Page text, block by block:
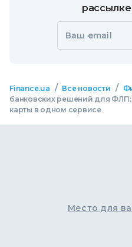
Ваш email
Finance.ua / Все новости /
банковских решений для ФЛП:
карты в одном сервисе
Место для